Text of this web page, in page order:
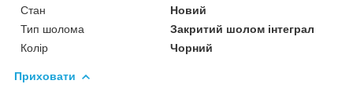
Стан
Новий
Тип шолома
Закритий шолом інтеграл
Колір
Чорний
Приховати